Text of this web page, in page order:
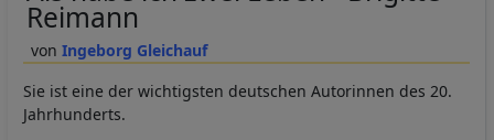
Ingeborg Gleichauf
Reimann
Sie ist eine der wichtigsten deutschen Autorinnen des 20.
Jahrhunderts.